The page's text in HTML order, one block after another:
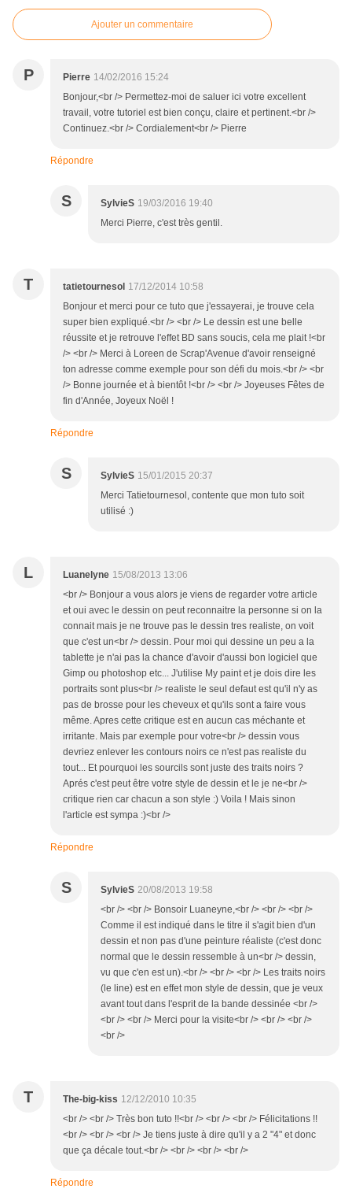
Ajouter un commentaire
P Pierre 14/02/2016 15:24
Bonjour,<br /> Permettez-moi de saluer ici votre excellent
travail, votre tutoriel est bien conçu, claire et pertinent.<br />
Continuez.<br /> Cordialement<br /> Pierre
Répondre
S SylvieS 19/03/2016 19:40
Merci Pierre, c'est très gentil.
T tatietournesol 17/12/2014 10:58
Bonjour et merci pour ce tuto que j'essayerai, je trouve cela
super bien expliqué.<br /> <br /> Le dessin est une belle
réussite et je retrouve l'effet BD sans soucis, cela me plait !<br
/> <br /> Merci à Loreen de Scrap'Avenue d'avoir renseigné
ton adresse comme exemple pour son défi du mois.<br /> <br
/> Bonne journée et à bientôt !<br /> <br /> Joyeuses Fêtes de
fin d'Année, Joyeux Noël !
Répondre
S SylvieS 15/01/2015 20:37
Merci Tatietournesol, contente que mon tuto soit
utilisé :)
L Luanelyne 15/08/2013 13:06
<br /> Bonjour a vous alors je viens de regarder votre article
et oui avec le dessin on peut reconnaitre la personne si on la
connait mais je ne trouve pas le dessin tres realiste, on voit
que c'est un<br /> dessin. Pour moi qui dessine un peu a la
tablette je n'ai pas la chance d'avoir d'aussi bon logiciel que
Gimp ou photoshop etc... J'utilise My paint et je dois dire les
portraits sont plus<br /> realiste le seul defaut est qu'il n'y as
pas de brosse pour les cheveux et qu'ils sont a faire vous
même. Apres cette critique est en aucun cas méchante et
irritante. Mais par exemple pour votre<br /> dessin vous
devriez enlever les contours noirs ce n'est pas realiste du
tout... Et pourquoi les sourcils sont juste des traits noirs ?
Aprés c'est peut être votre style de dessin et le je ne<br />
critique rien car chacun a son style :) Voila ! Mais sinon
l'article est sympa :)<br />
Répondre
S SylvieS 20/08/2013 19:58
<br /> <br /> Bonsoir Luaneyne,<br /> <br /> <br />
Comme il est indiqué dans le titre il s'agit bien d'un
dessin et non pas d'une peinture réaliste (c'est donc
normal que le dessin ressemble à un<br /> dessin,
vu que c'en est un).<br /> <br /> <br /> Les traits noirs
(le line) est en effet mon style de dessin, que je veux
avant tout dans l'esprit de la bande dessinée <br />
<br /> <br /> Merci pour la visite<br /> <br /> <br />
<br />
T The-big-kiss 12/12/2010 10:35
<br /> <br /> Très bon tuto !!<br /> <br /> <br /> Félicitations !!
<br /> <br /> <br /> Je tiens juste à dire qu'il y a 2 "4" et donc
que ça décale tout.<br /> <br /> <br /> <br />
Répondre